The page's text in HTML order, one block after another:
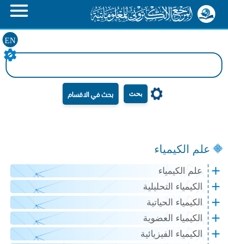
EN
بحث
علم الكيمياء
علم الكيمياء
الكيمياء التحليلية
الكيمياء الحياتية
الكيمياء العضوية
الكيمياء الفيزيائية